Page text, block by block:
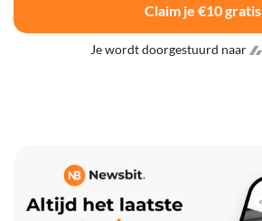
Claim je €10 gratis
Je wordt doorgestuurd naar